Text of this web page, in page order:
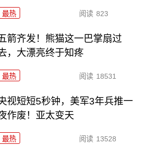
最热 阅读 823
箭齐发！熊猫这一巴掌扇过
，大漂亮终于知疼
最热 阅读 18531
视短短5秒钟，美军3年兵推一
作废！亚太变天
最热 阅读 13528